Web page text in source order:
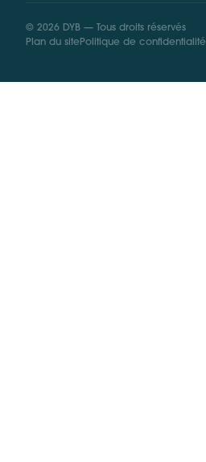
© 2026 DYB —
Tous droits réservés
Plan du site Politique de confidentialité